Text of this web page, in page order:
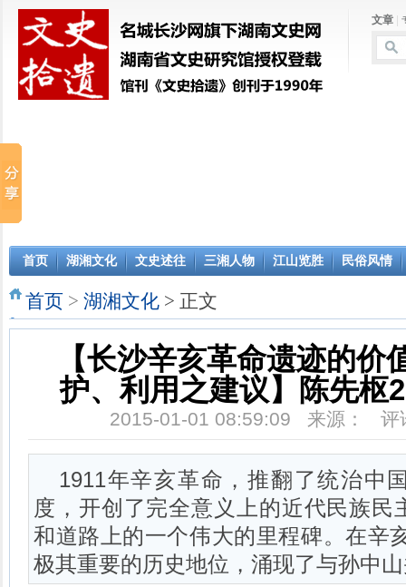
文章
首页 湖湘文化 文史述往 三湘人物 江山览胜 民俗风情
首页 > 湖湘文化 > 正文
【长沙辛亥革命遗迹的价
护、利用之建议】陈先枢
2015-01-01 08:59:09 来源： 评
1911年辛亥革命，推翻了统治中
度，开创了完全意义上的近代民族民
和道路上的一个伟大的里程碑。在辛
极其重要的历史地位，涌现了与孙中